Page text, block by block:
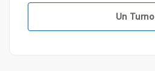
Un Turno